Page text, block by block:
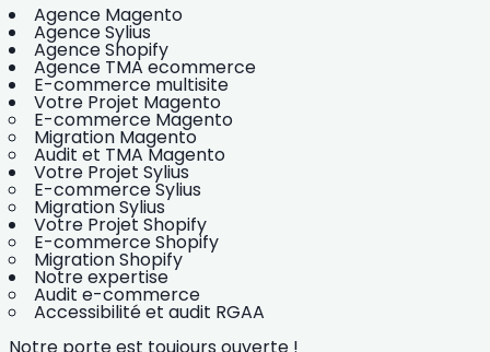
Agence Magento
Agence Sylius
Agence Shopify
Agence TMA ecommerce
E-commerce multisite
Votre Projet Magento
E-commerce Magento
Migration Magento
Audit et TMA Magento
Votre Projet Sylius
E-commerce Sylius
Migration Sylius
Votre Projet Shopify
E-commerce Shopify
Migration Shopify
Notre expertise
Audit e-commerce
Accessibilité et audit RGAA
Notre porte est toujours ouverte !